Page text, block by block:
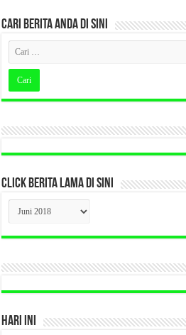
CARI BERITA ANDA DI SINI
CLICK BERITA LAMA DI SINI
CLICK
BERITA
LAMA
DI
HARI INI